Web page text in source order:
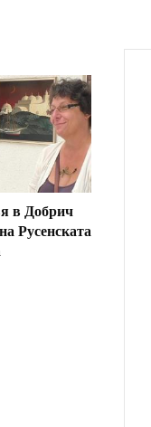
в Добрич
Русенската